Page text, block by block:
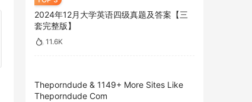
2024年12月大学英语四级真题及答案【三
套完整版】
11.6K
Theporndude & 1149+ More Sites Like
Theporndude Com